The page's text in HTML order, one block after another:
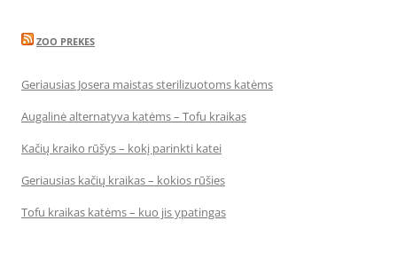
ZOO PREKES
Geriausias Josera maistas sterilizuotoms katėms
Augalinė alternatyva katėms – Tofu kraikas
Kačių kraiko rūšys – kokį parinkti katei
Geriausias kačių kraikas – kokios rūšies
Tofu kraikas katėms – kuo jis ypatingas